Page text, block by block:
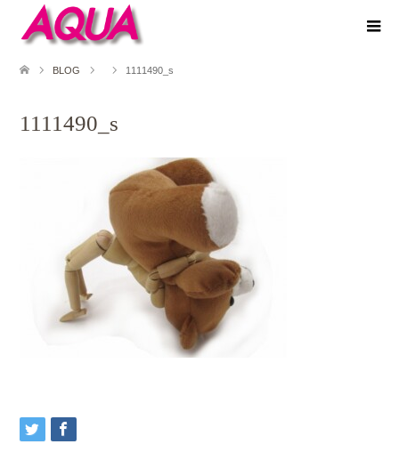
BLOG 1111490_s
1111490_s